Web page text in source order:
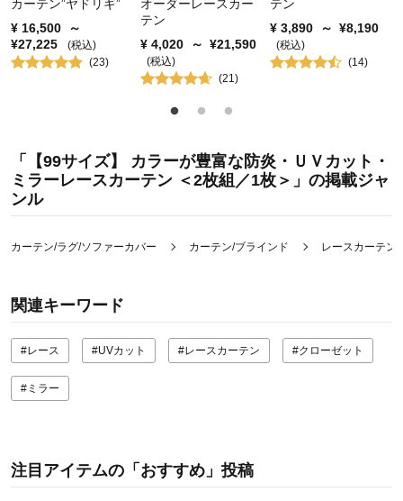
カーテン”ヤドリギ”
¥ 16,500
～
¥27,225
(税込)
(23)
オーダーレースカー
テン
¥ 4,020 ～ ¥21,590
(税込)
(21)
テン
¥ 3,890 ～ ¥8,190
(税込)
(14)
「【99サイズ】 カラーが豊富な防炎・ＵＶカット・
ミラーレースカーテン ＜2枚組／1枚＞」の掲載ジャ
ンル
カーテン/ラグ/ソファーカバー カーテン/ブラインド レースカーテン
関連キーワード
#レース #UVカット #レースカーテン #クローゼット
#ミラー
注目アイテムの「おすすめ」投稿